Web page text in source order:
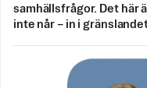
samhällsfrågor. Det här
inte når – in i